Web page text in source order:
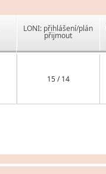
LONI: přihlášení/plán
přijmout
15 / 14